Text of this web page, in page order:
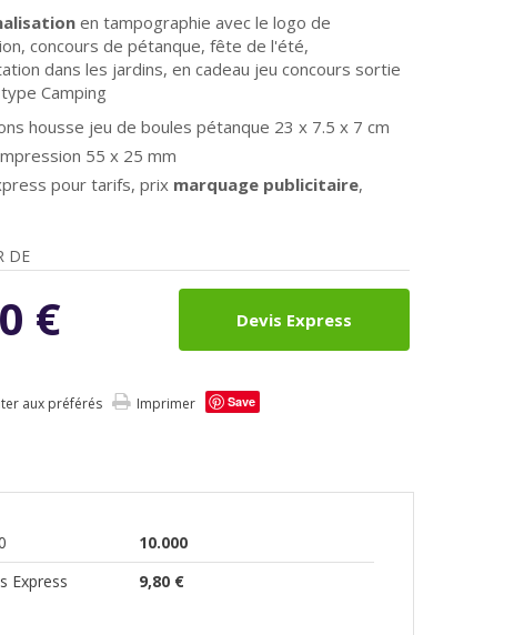
en tampographie avec le logo de
concours de pétanque, fête de l'été,
dans les jardins, en cadeau jeu concours sortie
Camping
housse jeu de boules pétanque 23 x 7.5 x 7 cm
55 x 25 mm
pour tarifs, prix marquage publicitaire,
DE
€ Devis Express
aux préférés Imprimer Save
10.000
Express 9,80 €